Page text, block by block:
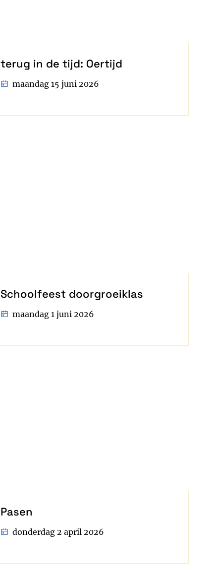
terug in de tijd: Oertijd
maandag 15 juni 2026
Schoolfeest doorgroeiklas
maandag 1 juni 2026
Pasen
donderdag 2 april 2026